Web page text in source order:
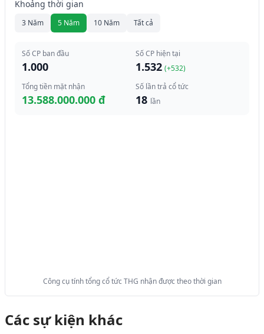
Khoảng thời gian
3 Năm 5 Năm 10 Năm Tất cả
Số CP ban đầu
1.000
Số CP hiện tại
1.532 (+532)
Tổng tiền mặt nhận
13.588.000.000 đ
Số lần trả cổ tức
18 lần
Công cụ tính tổng cổ tức THG nhận được theo thời gian
Các sự kiện khác